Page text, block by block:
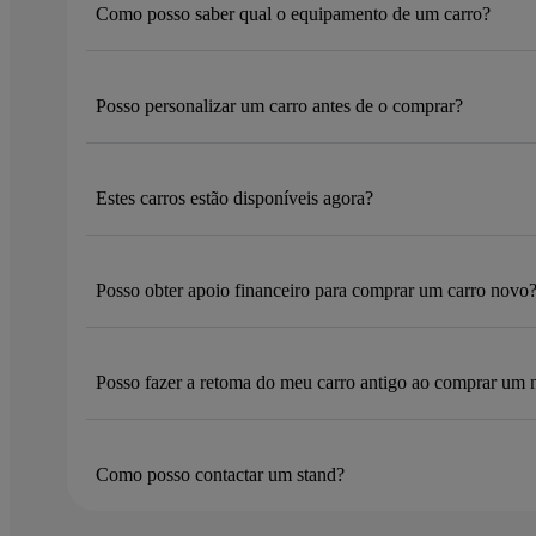
Como posso saber qual o equipamento de um carro?
Posso personalizar um carro antes de o comprar?
Estes carros estão disponíveis agora?
Posso obter apoio financeiro para comprar um carro novo?
Posso fazer a retoma do meu carro antigo ao comprar um
Como posso contactar um stand?